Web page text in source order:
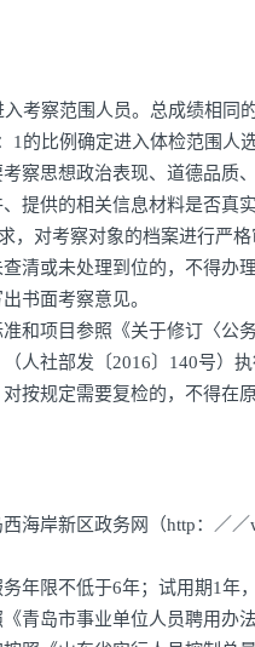
考察范围人员。总成绩相同
的比例确定进入体检范围人选
察思想政治表现、道德品质
提供的相关信息材料是否真
对考察对象的档案进行严格
清或未处理到位的，不得办
书面考察意见。
和项目参照《关于修订〈公
人社部发〔2016〕140号）
按规定需要复检的，不得在
海岸新区政务网（http：／
年限不低于6年；试用期1年
青岛市事业单位人员聘用办